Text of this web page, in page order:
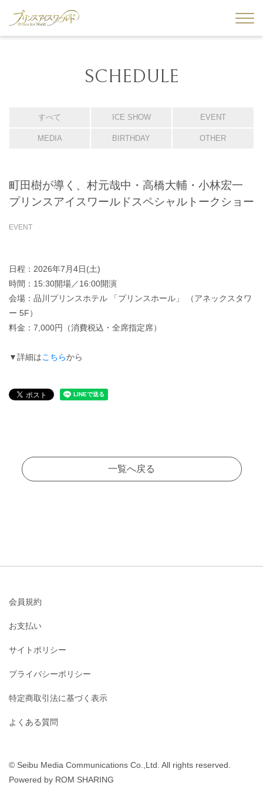
SCHEDULE
すべて ICE SHOW EVENT
MEDIA BIRTHDAY OTHER
町田樹が導く、村元哉中・高橋大輔・小林宏一
プリンスアイスワールドスペシャルトークショー
EVENT
日程：2026年7月4日(土)
時間：15:30開場／16:00開演
会場：品川プリンスホテル 「プリンスホール」 （アネックスタワ
ー 5F）
料金：7,000円（消費税込・全席指定席）
▼詳細はこちらから
一覧へ戻る
会員規約
お支払い
サイトポリシー
プライバシーポリシー
特定商取引法に基づく表示
よくある質問
© Seibu Media Communications Co.,Ltd. All rights reserved.
Powered by ROM SHARING